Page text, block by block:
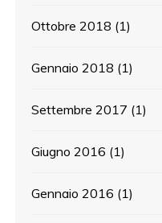
Ottobre 2018 (1)
Gennaio 2018 (1)
Settembre 2017 (1)
Giugno 2016 (1)
Gennaio 2016 (1)